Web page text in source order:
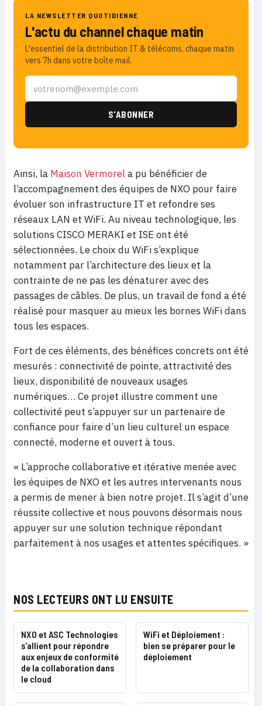
LA NEWSLETTER QUOTIDIENNE
L'actu du channel chaque matin
L'essentiel de la distribution IT & télécoms, chaque matin
vers 7h dans votre boîte mail.
Ainsi, la Maison Vermorela pu bénéficier de
l’accompagnement des équipes de NXO pour faire
évoluer son infrastructure IT et refondre ses
réseaux LAN et WiFi. Au niveau technologique, les
solutions CISCO MERAKI et ISE ont été
sélectionnées. Le choix du WiFi s’explique
notamment par l’architecture des lieux et la
contrainte de ne pas les dénaturer avec des
passages de câbles. De plus, un travail de fond a été
réalisé pour masquer au mieux les bornes WiFi dans
tous les espaces.
Fort de ces éléments, des bénéfices concrets ont été
mesurés : connectivité de pointe, attractivité des
lieux, disponibilité de nouveaux usages
numériques… Ce projet illustre comment une
collectivité peut s’appuyer sur un partenaire de
confiance pour faire d’un lieu culturel un espace
connecté, moderne et ouvert à tous.
« L’approche collaborative et itérative menée avec
les équipes de NXO et les autres intervenants nous
a permis de mener à bien notre projet. Il s’agit d’une
réussite collective et nous pouvons désormais nous
appuyer sur une solution technique répondant
parfaitement à nos usages et attentes spécifiques. »
NOS LECTEURS ONT LU ENSUITE
NXO et ASC Technologies
s’allient pour répondre
aux enjeux de conformité
de la collaboration dans
le cloud
WiFi et Déploiement :
bien se préparer pour le
déploiement